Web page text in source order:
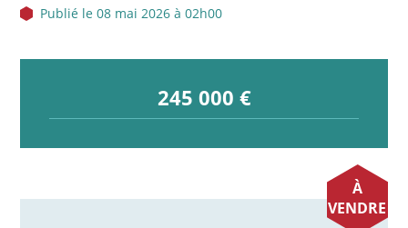
Publié le 08 mai 2026 à 02h00
245 000 €
À
VENDRE